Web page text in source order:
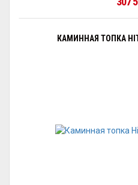
КАМИННАЯ ТОПКА